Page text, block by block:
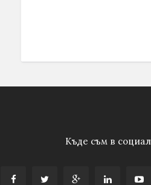
Къде съм в